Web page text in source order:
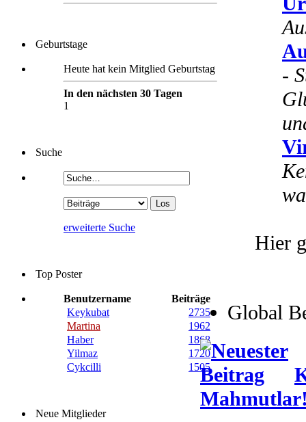
Geburtstage
Heute hat kein Mitglied Geburtstag
In den nächsten 30 Tagen
1
Suche
erweiterte Suche
Top Poster
Benutzername
Beiträge
Keykubat
2735
Martina
1962
Haber
1868
Yilmaz
1720
Cykcilli
1505
Neue Mitglieder
-
Hier
Global